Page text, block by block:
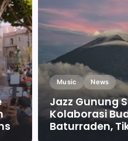
Music News
Jazz Gunung
Kolaborasi
Baturraden,